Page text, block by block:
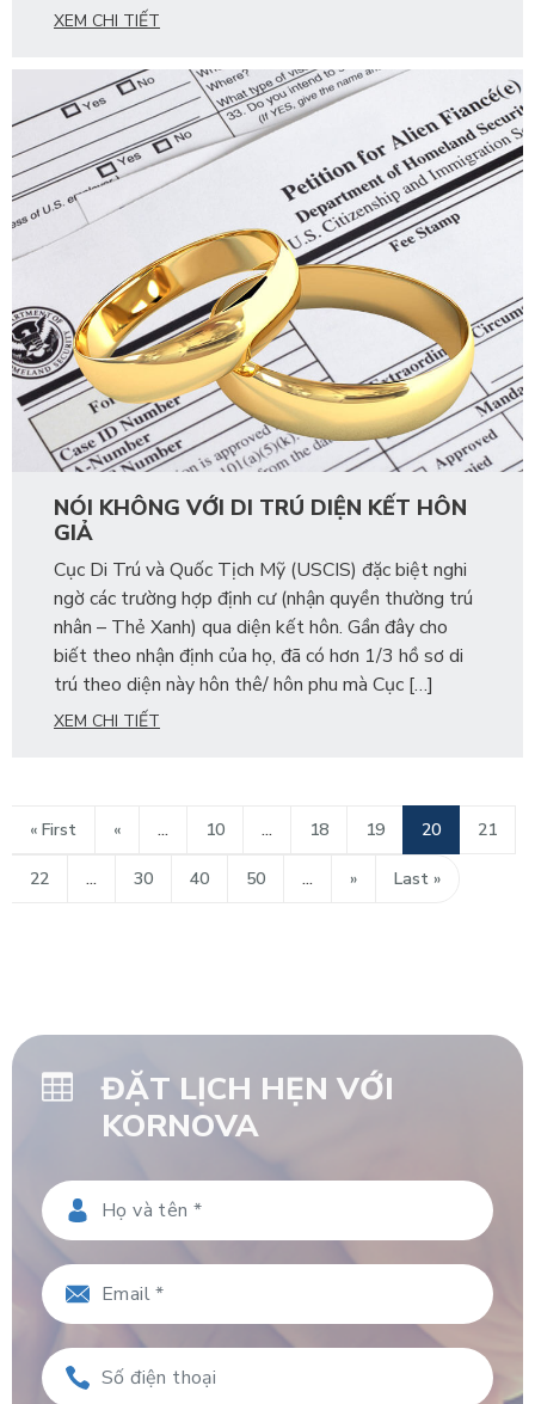
XEM CHI TIẾT
NÓI KHÔNG VỚI DI TRÚ DIỆN KẾT HÔN
GIẢ
Cục Di Trú và Quốc Tịch Mỹ (USCIS) đặc biệt nghi
ngờ các trường hợp định cư (nhận quyền thường trú
nhân – Thẻ Xanh) qua diện kết hôn. Gần đây cho
biết theo nhận định của họ, đã có hơn 1/3 hồ sơ di
trú theo diện này hôn thê/ hôn phu mà Cục […]
XEM CHI TIẾT
« First « ... 10 ... 18 19 20 21
22 ... 30 40 50 ... » Last »
ĐẶT LỊCH HẸN VỚI
KORNOVA